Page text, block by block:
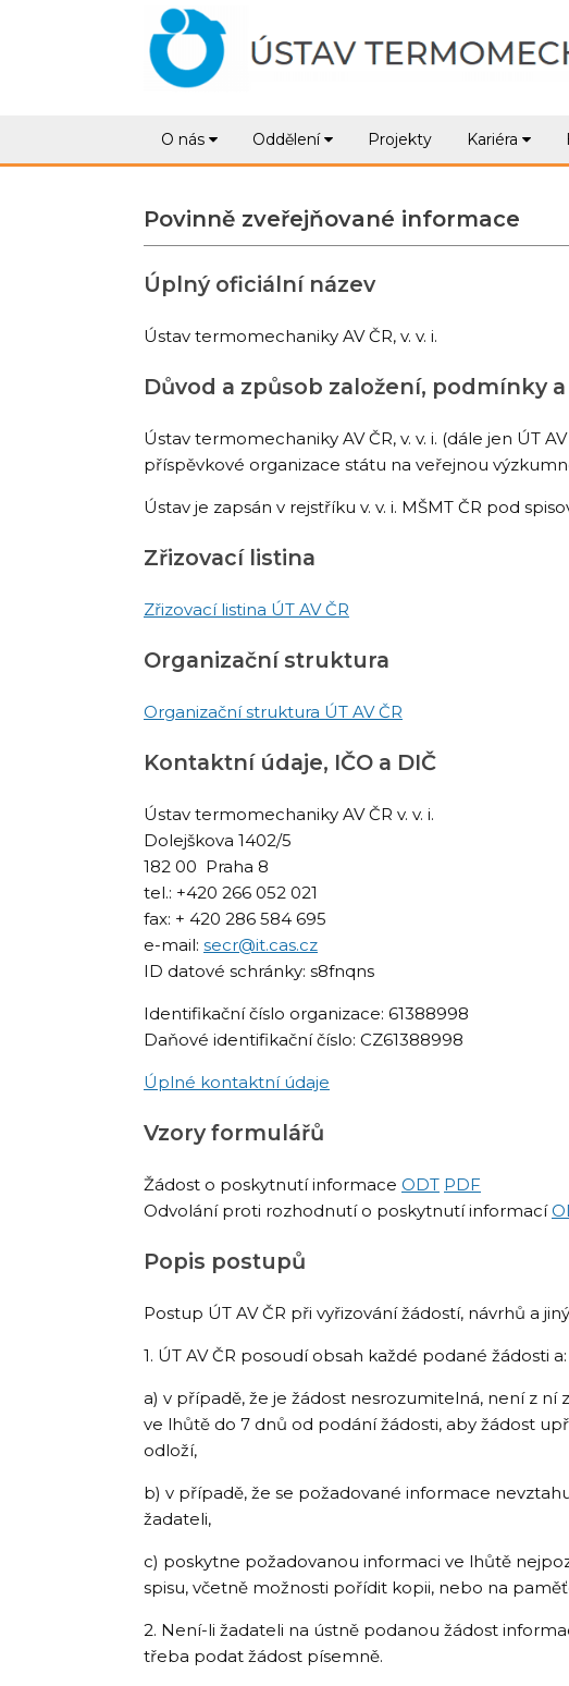
O nás Oddělení Projekty Kariéra
Povinně zveřejňované informace
Úplný oficiální název
Ústav termomechaniky AV ČR, v. v. i.
Důvod a způsob založení, podmínky
Ústav termomechaniky AV ČR, v. v. i. (dále jen ÚT
příspěvkové organizace státu na veřejnou
Ústav je zapsán v rejstříku v. v. i. MŠMT ČR pod
Zřizovací listina
Zřizovací listina ÚT AV ČR
Organizační struktura
Organizační struktura ÚT AV ČR
Kontaktní údaje, IČO a DIČ
Ústav termomechaniky AV ČR v. v. i.
Dolejškova 1402/5
182 00 Praha 8
tel.: +420 266 052 021
fax: + 420 286 584 695
e-mail: secr@it.cas.cz
ID datové schránky: s8fnqns
Identifikační číslo organizace: 61388998
Daňové identifikační číslo: CZ61388998
Úplné kontaktní údaje
Vzory formulářů
Žádost o poskytnutí informace ODT PDF
Odvolání proti rozhodnutí o poskytnutí informací
Popis postupů
Postup ÚT AV ČR při vyřizování žádostí, návrhů a
1. ÚT AV ČR posoudí obsah každé podané žádosti a:
a) v případě, že je žádost nesrozumitelná, není z
ve lhůtě do 7 dnů od podání žádosti, aby žádost
odloží,
b) v případě, že se požadované informace
žadateli,
c) poskytne požadovanou informaci ve lhůtě
spisu, včetně možnosti pořídit kopii, nebo na
2. Není-li žadateli na ústně podanou žádost
třeba podat žádost písemně.